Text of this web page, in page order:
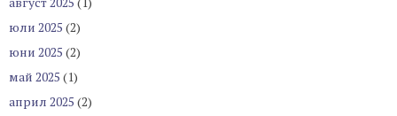
юли 2025 (2)
юни 2025 (2)
май 2025 (1)
април 2025 (2)